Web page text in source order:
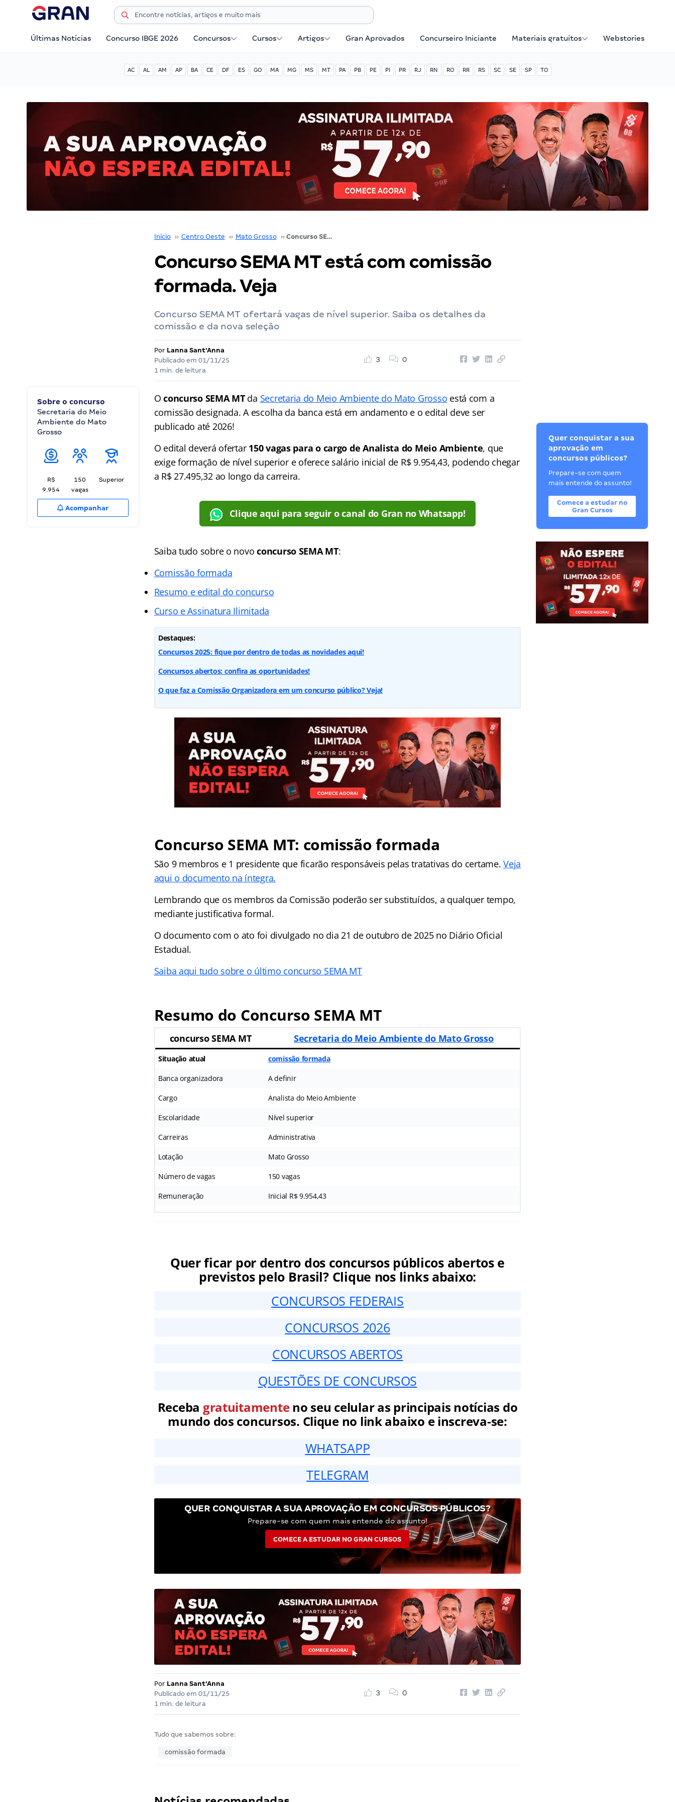
Últimas Notícias Concurso IBGE 2026 Concursos Cursos Artigos Gran Aprovados Concurseiro Iniciante Materiais gratuitos Webstories
AC AL AM AP BA CE DF ES GO MA MG MS MT PA PB PE PI PR RJ RN RO RR RS SC SE SP TO
Início ›› Centro Oeste ›› Mato Grosso ›› Concurso SEMA MT está com comissão formada. Veja
Concurso SEMA MT está com comissão
formada. Veja
Concurso SEMA MT ofertará vagas de nível superior. Saiba os detalhes da
comissão e da nova seleção
Por Lanna Sant'Anna
Publicado em 01/11/25
1 min. de leitura
3 0
Sobre o concurso
Secretaria do Meio
Ambiente do Mato
Grosso
R$
9.954
150
vagas
Superior
Acompanhar
Oconcurso SEMA MTda Secretaria do Meio Ambiente do Mato Grosso está com a
comissão designada. A escolha da banca está em andamento e o edital deve ser
publicado até 2026!
O edital deverá ofertar 150 vagas para o cargo de Analista do Meio Ambiente, que
exige formação de nível superior e oferece salário inicial de R$ 9.954,43, podendo chegar
a R$ 27.495,32 ao longo da carreira.
Clique aqui para seguir o canal do Gran no Whatsapp!
Saiba tudo sobre o novoconcurso SEMA MT:
Comissão formada
Resumo e edital do concurso
Curso e Assinatura Ilimitada
Destaques:
Concursos 2025: fique por dentro de todas as novidades aqui!
Concursos abertos: confira as oportunidades!
O que faz a Comissão Organizadora em um concurso público? Veja!
Concurso SEMA MT: comissão formada
São 9 membros e 1 presidente que ficarão responsáveis pelas tratativas do certame.Veja
aqui o documento na íntegra.
Lembrando que os membros da Comissão poderão ser substituídos, a qualquer tempo,
mediante justificativa formal.
O documento com o ato foi divulgado no dia 21 de outubro de 2025 no Diário Oficial
Estadual.
Saiba aqui tudo sobre o último concurso SEMA MT
Resumo do Concurso SEMA MT
concurso SEMA MT Secretaria do Meio Ambiente do Mato Grosso
Situação atual comissão formada
Banca organizadora A definir
Cargo Analista do Meio Ambiente
Escolaridade Nível superior
Carreiras Administrativa
Lotação Mato Grosso
Número de vagas 150 vagas
Remuneração Inicial R$ 9.954,43
Quer ficar por dentro dos concursos públicos abertos e
previstos pelo Brasil? Clique nos links abaixo:
CONCURSOS FEDERAIS
CONCURSOS 2026
CONCURSOS ABERTOS
QUESTÕES DE CONCURSOS
Receba gratuitamenteno seu celular as principais notícias do
mundo dos concursos. Clique no link abaixo e inscreva-se:
WHATSAPP
TELEGRAM
QUER CONQUISTAR A SUA APROVAÇÃO EM CONCURSOS PÚBLICOS?
Prepare-se com quem mais entende do assunto!
COMECE A ESTUDAR NO GRAN CURSOS
Por Lanna Sant'Anna
Publicado em 01/11/25
1 min. de leitura
3 0
Tudo que sabemos sobre:
comissão formada
Quer conquistar a sua
aprovação em
concursos públicos?
Prepare-se com quem
mais entende do assunto!
Comece a estudar no
Gran Cursos